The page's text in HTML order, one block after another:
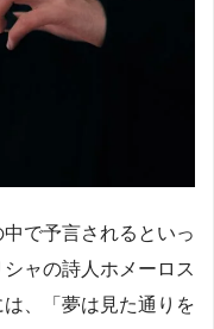
で予言されるといっ
ャの詩人ホメーロス
、「夢は見た通りを